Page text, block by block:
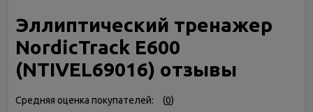
Эллиптический тренажер
NordicTrack E600
(NTIVEL69016) отзывы
Средняя оценка покупателей: (0)